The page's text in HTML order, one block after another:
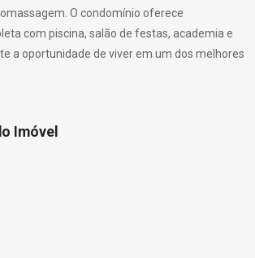
O condomínio oferece
com piscina, salão de festas, academia e
a oportunidade de viver em um dos melhores
Imóvel